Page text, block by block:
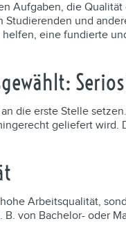
Aufgaben, die
und
eine fundierte
die erste Stelle
geliefert wird.
Arbeitsqualität,
von Bachelor- oder